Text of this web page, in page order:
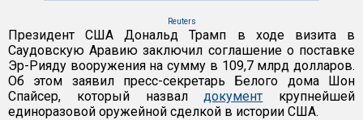
Reuters
Президент США Дональд Трамп в ходе визита в
Саудовскую Аравию заключил соглашение о поставке
Эр-Рияду вооружения на сумму в 109,7 млрд долларов.
Об этом заявил пресс-секретарь Белого дома Шон
Спайсер, который назвал документ крупнейшей
единоразовой оружейной сделкой в истории США.